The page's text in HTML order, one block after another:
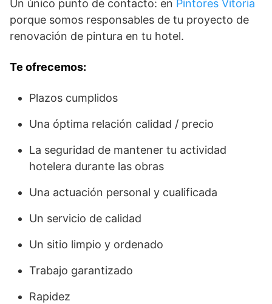
Un único punto de contacto: en Pintores Vitoria
porque somos responsables de tu proyecto de
renovación de pintura en tu hotel.
Te ofrecemos:
Plazos cumplidos
Una óptima relación calidad / precio
La seguridad de mantener tu actividad
hotelera durante las obras
Una actuación personal y cualificada
Un servicio de calidad
Un sitio limpio y ordenado
Trabajo garantizado
Rapidez